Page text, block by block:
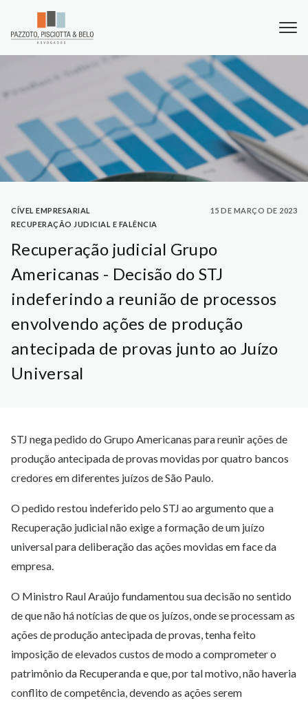
CÍVEL EMPRESARIAL
RECUPERAÇÃO JUDICIAL E FALÊNCIA
15 DE MARÇO DE 2023
Recuperação judicial Grupo
Americanas - Decisão do STJ
indeferindo a reunião de processos
envolvendo ações de produção
antecipada de provas junto ao Juízo
Universal
STJ nega pedido do Grupo Americanas para reunir ações de
produção antecipada de provas movidas por quatro bancos
credores em diferentes juízos de São Paulo.
O pedido restou indeferido pelo STJ ao argumento que a
Recuperação judicial não exige a formação de um juízo
universal para deliberação das ações movidas em face da
empresa.
O Ministro Raul Araújo fundamentou sua decisão no sentido
de que não há notícias de que os juízos, onde se processam as
ações de produção antecipada de provas, tenha feito
imposição de elevados custos de modo a comprometer o
patrimônio da Recuperanda e que, por tal motivo, não haveria
conflito de competência, devendo as ações serem